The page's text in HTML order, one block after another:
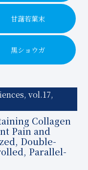
甘藷若葉末
黒ショウガ
vol.17,
Collagen
Pain and
Double-
Parallel-